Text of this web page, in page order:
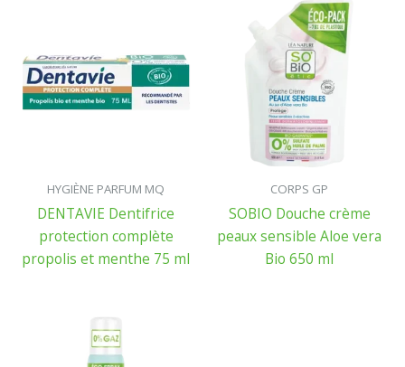
HYGIÈNE PARFUM MQ
DENTAVIE Dentifrice
protection complète
propolis et menthe 75 ml
CORPS GP
SOBIO Douche crème
peaux sensible Aloe vera
Bio 650 ml